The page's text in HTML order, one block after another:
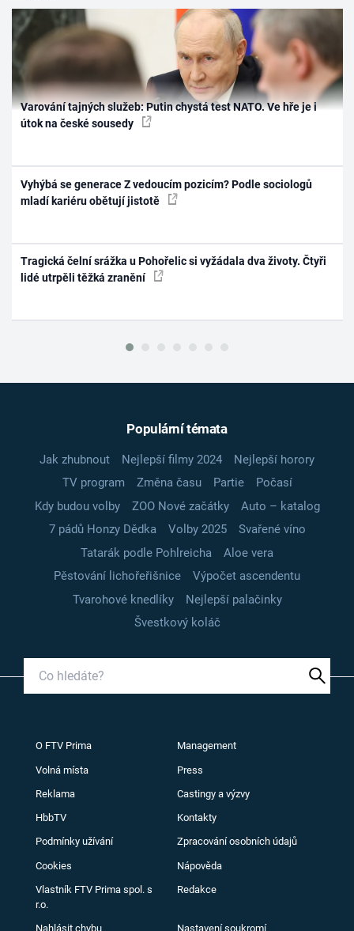
Varování tajných služeb: Putin chystá test NATO. Ve hře je i
útok na české sousedy
Vyhýbá se generace Z vedoucím pozicím? Podle sociologů
mladí kariéru obětují jistotě
Tragická čelní srážka u Pohořelic si vyžádala dva životy. Čtyři
lidé utrpěli těžká zranění
Populární témata
Jak zhubnout Nejlepší filmy 2024
Nejlepší horory
TV program
Změna času Partie
Počasí
Kdy budou volby
ZOO Nové začátky
Auto – katalog
7 pádů Honzy Dědka
Volby 2025
Svařené víno
Tatarák podle Pohlreicha
Aloe vera
Pěstování lichořeřišnice
Výpočet ascendentu
Tvarohové knedlíky
Nejlepší palačinky
Švestkový koláč
O FTV Prima Management
Volná místa Press
Reklama Castingy a výzvy
HbbTV Kontakty
Podmínky užívání Zpracování osobních údajů
Cookies Nápověda
Vlastník FTV Prima spol. s
r.o.
Redakce
Nahlásit chybu Nastavení soukromí